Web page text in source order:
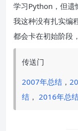
学习Python，但遗
我这种没有扎实编
都会卡在初始阶段
传送门
2007年总结 ，
结 ， 2016年总